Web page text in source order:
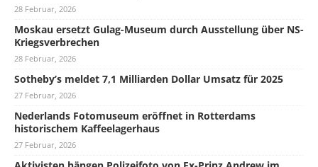
28 Februar, 2026
Moskau ersetzt Gulag-Museum durch Ausstellung über NS-
Kriegsverbrechen
28 Februar, 2026
Sotheby’s meldet 7,1 Milliarden Dollar Umsatz für 2025
27 Februar, 2026
Nederlands Fotomuseum eröffnet in Rotterdams
historischem Kaffeelagerhaus
27 Februar, 2026